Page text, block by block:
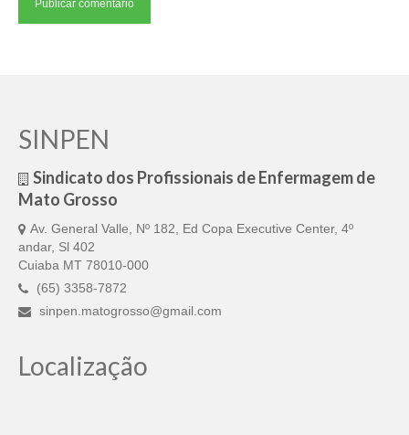
SINPEN
Sindicato dos Profissionais de Enfermagem de
Mato Grosso
Av. General Valle, Nº 182, Ed Copa Executive Center, 4º
andar, Sl 402
Cuiaba MT 78010-000
(65) 3358-7872
sinpen.matogrosso@gmail.com
Localização